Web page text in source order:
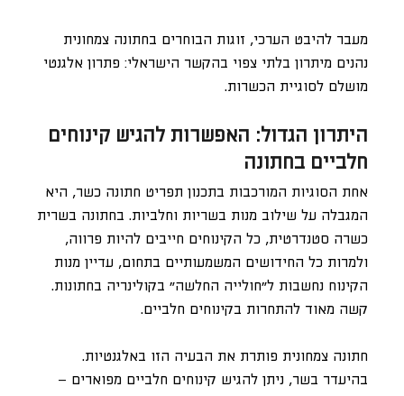
מעבר להיבט הערכי, זוגות הבוחרים בחתונה צמחונית
נהנים מיתרון בלתי צפוי בהקשר הישראלי: פתרון אלגנטי
מושלם לסוגיית הכשרות.
היתרון הגדול: האפשרות להגיש קינוחים
חלביים בחתונה
אחת הסוגיות המורכבות בתכנון תפריט חתונה כשר, היא
המגבלה על שילוב מנות בשריות וחלביות. בחתונה בשרית
כשרה סטנדרטית, כל הקינוחים חייבים להיות פרווה,
ולמרות כל החידושים המשמעותיים בתחום, עדיין מנות
הקינוח נחשבות ל״חולייה החלשה״ בקולינריה בחתונות.
קשה מאוד להתחרות בקינוחים חלביים.
חתונה צמחונית פותרת את הבעיה הזו באלגנטיות.
בהיעדר בשר, ניתן להגיש קינוחים חלביים מפוארים –